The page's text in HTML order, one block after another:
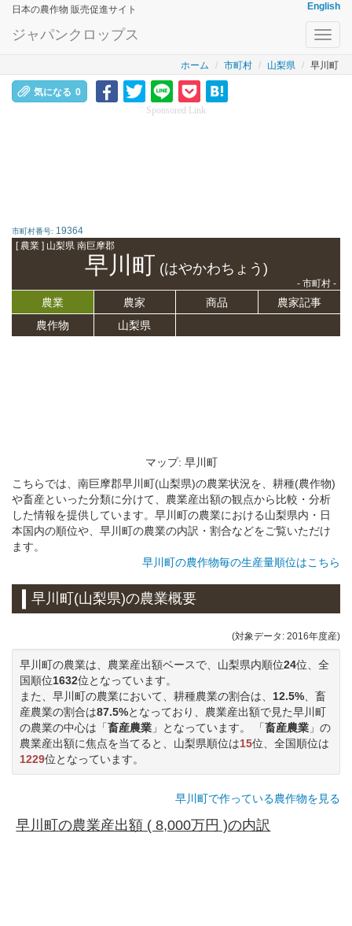
日本の農作物 販売促進サイト English
ジャパンクロップス
ホーム 市町村 山梨県 早川町
気になる 0
Sponsored Link
市町村番号: 19364
[ 農業 ] 山梨県 南巨摩郡
早川町 (はやかわちょう)
- 市町村 -
農業 農家 商品
農家記事
農作物
山梨県
マップ: 早川町
こちらでは、南巨摩郡早川町(山梨県)の農業状況を、耕種(農作物)
や畜産といった分類に分けて、農業産出額の観点から比較・分析
した情報を提供しています。早川町の農業における山梨県内・日
本国内の順位や、早川町の農業の内訳・割合などをご覧いただけ
ます。
早川町の農作物毎の生産量順位はこちら
早川町(山梨県)の農業概要
(対象データ: 2016年度産)
早川町の農業は、農業産出額ベースで、山梨県内順位24位、全
国順位1632位となっています。
また、早川町の農業において、耕種農業の割合は、 12.5% 、畜
産農業の割合は87.5%となっており、農業産出額で見た早川町
の農業の中心は「畜産農業 」となっています。 「畜産農業 」の
農業産出額に焦点を当てると、山梨県順位は15位、全国順位は
1229位となっています。
早川町で作っている農作物を見る
早川町の農業産出額 ( 8,000万円 )の内訳